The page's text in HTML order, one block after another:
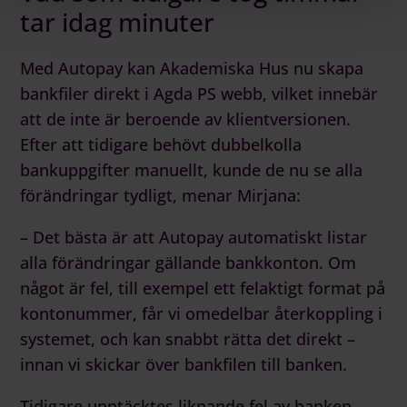
tar idag minuter
MedAutopay kan Akademiska Hus nu skapa
bankfiler direkt i Agda PS webb, vilket innebär
att de inte är beroende av klientversionen.
Efter att tidigare behövt dubbelkolla
bankuppgifter manuellt, kunde de nu se alla
förändringar tydligt, menar Mirjana:
– Det bästa är att Autopay automatiskt listar
alla förändringar gällande bankkonton. Om
något är fel, till exempel ett felaktigt format på
kontonummer, får vi omedelbar återkoppling i
systemet, och kan snabbt rätta det direkt –
innan vi skickar över bankfilen till banken.